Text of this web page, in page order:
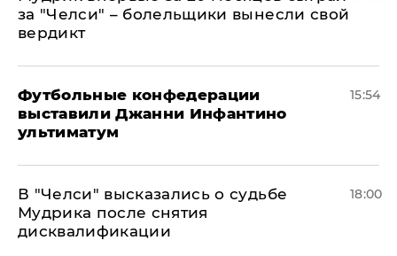
за "Челси" – болельщики вынесли свой
вердикт
Футбольные конфедерации
выставили Джанни Инфантино
ультиматум
15:54
В "Челси" высказались о судьбе
Мудрика после снятия
дисквалификации
18:00